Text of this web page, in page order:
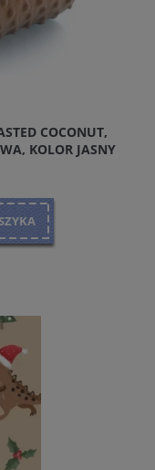
COCONUT,
KOLOR JASNY